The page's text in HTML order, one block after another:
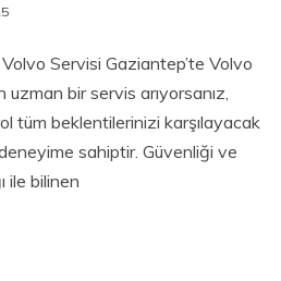
Servisi Gaziantep’te Volvo
uzman bir servis arıyorsanız,
tüm beklentilerinizi karşılayacak
sahiptir. Güvenliği ve
ile bilinen